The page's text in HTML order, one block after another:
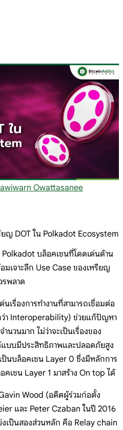
Owattasanee
ญ DOT ใน Polkadot Ecosystem
บล็อคเชนที่โดดเด่นด้าน
มเจาะลึก Use Case ของเหรียญ
พลาด
เรื่องการทำงานที่สามารถเชื่อมต่อ
ว่า Interoperability) ช่วยแก้ปัญหา
นวนมาก ไม่ว่าจะเป็นเรื่องของ
บบมีประสิทธิภาพและปลอดภัยสูง
ป็นบล็อคเชน Layer 0 ซึ่งมีหลักการ
คเชน Layer 1 มาสร้าง On top ได้
Wood (อดีตผู้ร่วมก่อตั้ง
และ Peter Czaban ในปี 2016
เป็นสองส่วนหลัก คือ Relay chain